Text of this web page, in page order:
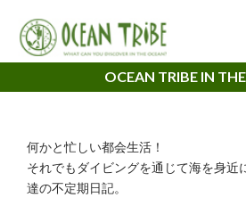
OCEAN TRIBE IN
何かと忙しい都会生活！
それでもダイビングを通じて海を身近
達の不定期日記。